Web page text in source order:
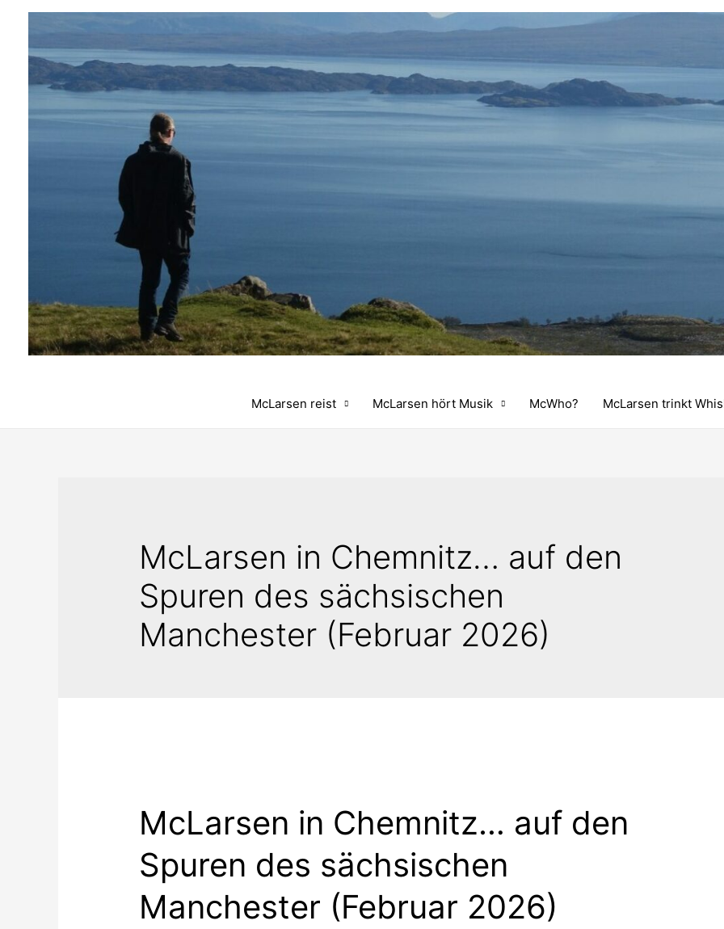
McLarsen reist McLarsen hört Musik McWho? McLarsen trinkt
McLarsen in Chemnitz… auf den
Spuren des sächsischen
Manchester (Februar 2026)
McLarsen in Chemnitz… auf den
Spuren des sächsischen
Manchester (Februar 2026)